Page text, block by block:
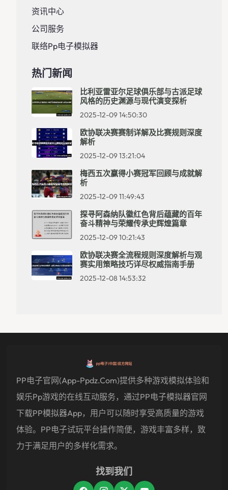
资讯中心
公司服务
联络pp电子模拟器
热门新闻
比利亚雷亚尔足球俱乐部与古派足球
风格的历史渊源与现代演变探析
2025-12-09 14:50:30
欧协联决赛赛制详解及比赛规则深度
解析
2025-12-09 13:21:04
梅西五次赢得小赛冠军回顾与成就解
析
2025-12-09 11:49:43
探寻阿森纳队徽红色背后蕴藏的百年
奋斗精神与荣耀传承史辉煌篇章
2025-12-09 10:21:43
欧协联决赛全流程规则深度解析与观
赛实用策略技巧详尽权威指南手册
2025-12-08 14:53:32
PP电子官网(app-Ppdz.com)提供多种游戏模拟体验和
娱乐pp游戏的在线互动服务，通过PP电子模拟器官网
下载PP模拟器app，用户可以随时享受高质量的游戏
体验。PP电子试玩平台操作简便，游戏丰富多样，致
力于满足用户的多样化需求。
找到我们